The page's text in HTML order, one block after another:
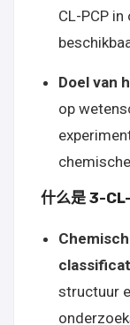
CL-PCP
Doel van
op
什么是 3-
structuur